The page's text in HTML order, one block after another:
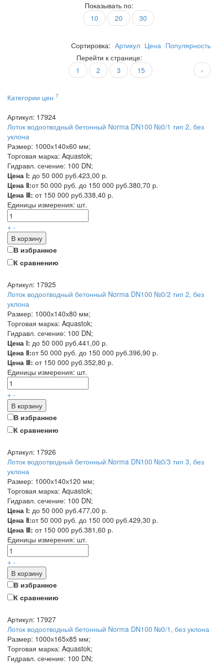
Показывать по:
10
20 30
Сортировка: Артикул Цена Популярность
Перейти к странице:
1
2 3 ›
15
Категории цен ?
Артикул: 17924
Лоток водоотводный бетонный Norma DN100 №0/1 тип 2, без
уклона
Размер: 1000х140х60 мм;
Торговая марка: Aquastok;
Гидравл. сечение: 100 DN;
Цена Ⅰ: до 50 000 руб.423,00 р.
Цена Ⅱ:от 50 000 руб. до 150 000 руб.380,70 р.
Цена Ⅲ: от 150 000 руб.338,40 р.
Единицы измерения: шт.
+ -
В корзину
В избранное
К сравнению
Артикул: 17925
Лоток водоотводный бетонный Norma DN100 №0/2 тип 2, без
уклона
Размер: 1000х140х80 мм;
Торговая марка: Aquastok;
Гидравл. сечение: 100 DN;
Цена Ⅰ: до 50 000 руб.441,00 р.
Цена Ⅱ:от 50 000 руб. до 150 000 руб.396,90 р.
Цена Ⅲ: от 150 000 руб.352,80 р.
Единицы измерения: шт.
+ -
В корзину
В избранное
К сравнению
Артикул: 17926
Лоток водоотводный бетонный Norma DN100 №0/3 тип 3, без
уклона
Размер: 1000х140х120 мм;
Торговая марка: Aquastok;
Гидравл. сечение: 100 DN;
Цена Ⅰ: до 50 000 руб.477,00 р.
Цена Ⅱ:от 50 000 руб. до 150 000 руб.429,30 р.
Цена Ⅲ: от 150 000 руб.381,60 р.
Единицы измерения: шт.
+ -
В корзину
В избранное
К сравнению
Артикул: 17927
Лоток водоотводный бетонный Norma DN100 №0/1, без уклона
Размер: 1000х165х85 мм;
Торговая марка: Aquastok;
Гидравл. сечение: 100 DN;